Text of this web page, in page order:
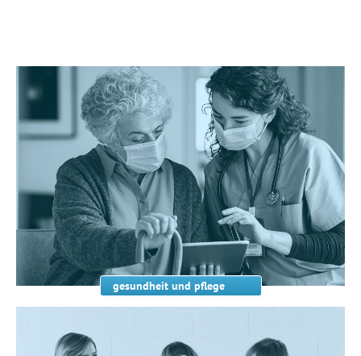
gesundheit und pflege